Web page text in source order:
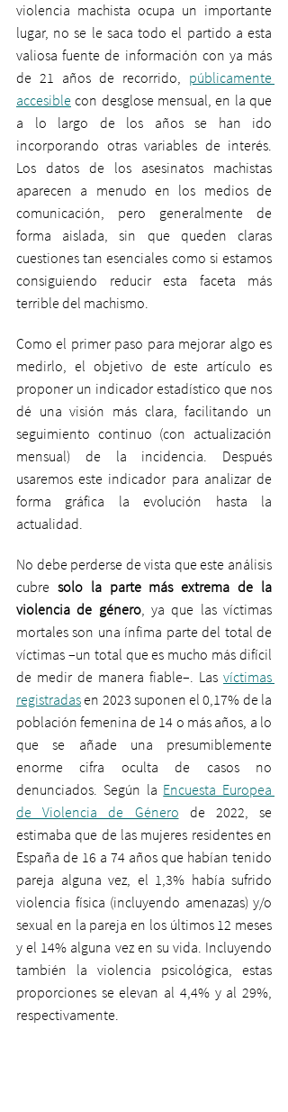
violencia machista ocupa un importante
lugar, no se le saca todo el partido a esta
valiosa fuente de información con ya más
de 21 años de recorrido, públicamente
accesible con desglose mensual, en la que
a lo largo de los años se han ido
incorporando otras variables de interés.
Los datos de los asesinatos machistas
aparecen a menudo en los medios de
comunicación, pero generalmente de
forma aislada, sin que queden claras
cuestiones tan esenciales como si estamos
consiguiendo reducir esta faceta más
terrible del machismo.
Como el primer paso para mejorar algo es
medirlo, el objetivo de este artículo es
proponer un indicador estadístico que nos
dé una visión más clara, facilitando un
seguimiento continuo (con actualización
mensual) de la incidencia. Después
usaremos este indicador para analizar de
forma gráfica la evolución hasta la
actualidad.
No debe perderse de vista que este análisis
cubre solo la parte más extrema de la
violencia de género, ya que las víctimas
mortales son una ínfima parte del total de
víctimas –un total que es mucho más difícil
de medir de manera fiable–. Las víctimas
registradas en 2023 suponen el 0,17% de la
población femenina de 14 o más años, a lo
que se añade una presumiblemente
enorme cifra oculta de casos no
denunciados. Según la Encuesta Europea
de Violencia de Género de 2022, se
estimaba que de las mujeres residentes en
España de 16 a 74 años que habían tenido
pareja alguna vez, el 1,3% había sufrido
violencia física (incluyendo amenazas) y/o
sexual en la pareja en los últimos 12 meses
y el 14% alguna vez en su vida. Incluyendo
también la violencia psicológica, estas
proporciones se elevan al 4,4% y al 29%,
respectivamente.